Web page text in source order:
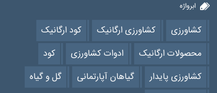
ابرواژه
کشاورزی کشاورزی ارگانیک
کود ارگانیک
محصولات ارگانیک
ادوات کشاورزی
کود
کشاورزی پایدار
گیاهان آپارتمانی گل و گیاه